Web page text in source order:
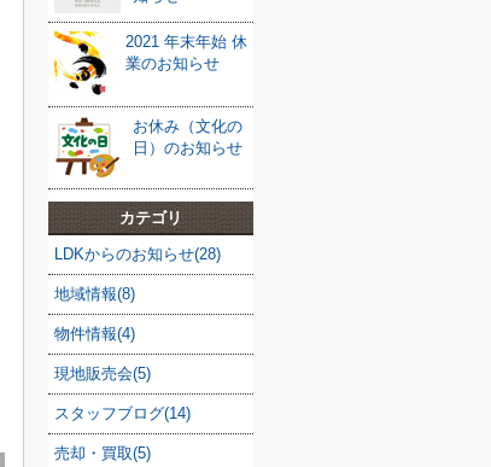
2021 年末年始 休
業のお知らせ
お休み（文化の
日）のお知らせ
カテゴリ
LDKからのお知らせ(28)
地域情報(8)
物件情報(4)
現地販売会(5)
スタッフブログ(14)
売却・買取(5)